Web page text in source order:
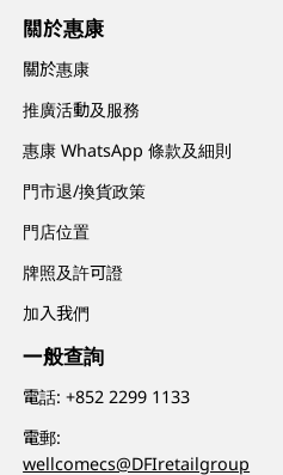
關於惠康
關於惠康
推廣活動及服務
惠康 WhatsApp 條款及細則
門市退/換貨政策
門店位置
牌照及許可證
加入我們
一般查詢
電話:+852 2299 1133
電郵:
wellcomecs@DFIretailgroup